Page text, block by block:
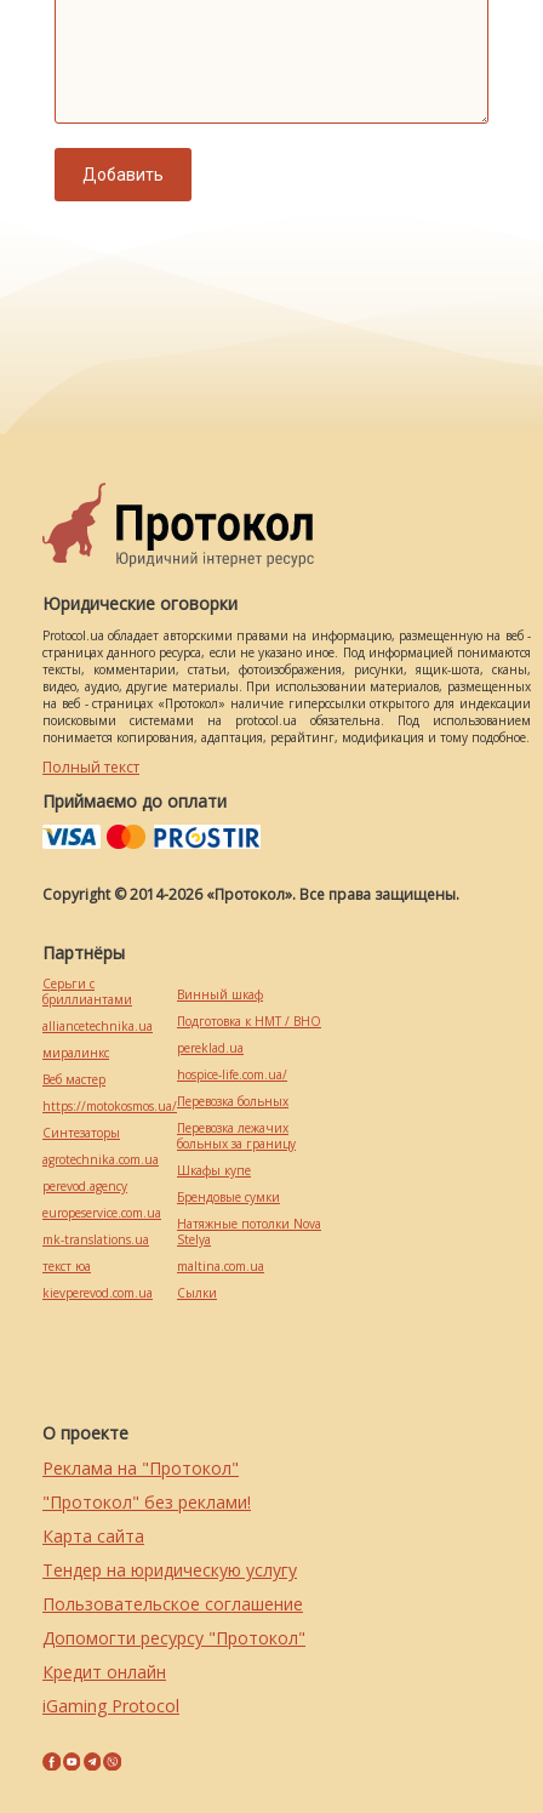
Добавить
Юридические оговорки
Protocol.ua обладает авторскими правами на информацию, размещенную на веб -
страницах данного ресурса, если не указано иное. Под информацией понимаются
тексты, комментарии, статьи, фотоизображения, рисунки, ящик-шота, сканы,
видео, аудио, другие материалы. При использовании материалов, размещенных
на веб - страницах «Протокол» наличие гиперссылки открытого для индексации
поисковыми системами на protocol.ua обязательна. Под использованием
понимается копирования, адаптация, рерайтинг, модификация и тому подобное.
Полный текст
Приймаємо до оплати
Copyright © 2014-2026 «Протокол». Все права защищены.
О проекте
Реклама на "Протокол"
"Протокол" без реклами!
Карта сайта
Тендер на юридическую услугу
Пользовательское соглашение
Допомогти ресурсу "Протокол"
Кредит онлайн
iGaming Protocol
Партнёры
Серьги с
бриллиантами
alliancetechnika.ua
миралинкс
Веб мастер
https://motokosmos.ua/
Синтезаторы
agrotechnika.com.ua
perevod.agency
europeservice.com.ua
mk-translations.ua
текст юа
kievperevod.com.ua
Винный шкаф
Подготовка к НМТ / ВНО
pereklad.ua
hospice-life.com.ua/
Перевозка больных
Перевозка лежачих
больных за границу
Шкафы купе
Брендовые сумки
Натяжные потолки Nova
Stelya
maltina.com.ua
Cылки